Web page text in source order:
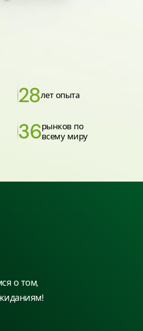
28лет опыта
36рынков по
всему миру
о том,